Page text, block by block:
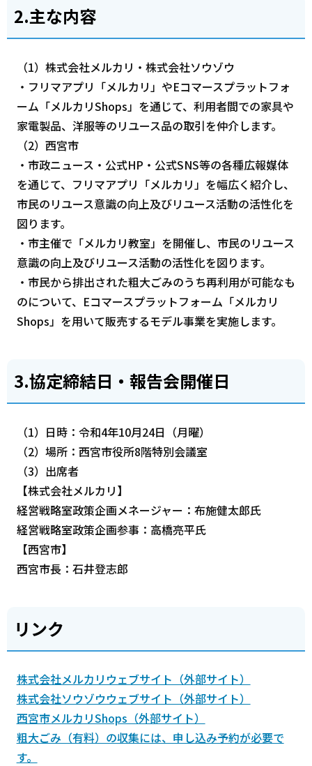
2.主な内容
（1）株式会社メルカリ・株式会社ソウゾウ
・フリマアプリ「メルカリ」やEコマースプラットフォ
ーム「メルカリShops」を通じて、利用者間での家具や
家電製品、洋服等のリユース品の取引を仲介します。
（2）西宮市
・市政ニュース・公式HP・公式SNS等の各種広報媒体
を通じて、フリマアプリ「メルカリ」を幅広く紹介し、
市民のリユース意識の向上及びリユース活動の活性化を
図ります。
・市主催で「メルカリ教室」を開催し、市民のリユース
意識の向上及びリユース活動の活性化を図ります。
・市民から排出された粗大ごみのうち再利用が可能なも
のについて、Eコマースプラットフォーム「メルカリ
Shops」を用いて販売するモデル事業を実施します。
3.協定締結日・報告会開催日
（1）日時：令和4年10月24日（月曜）
（2）場所：西宮市役所8階特別会議室
（3）出席者
【株式会社メルカリ】
経営戦略室政策企画メネージャー：布施健太郎氏
経営戦略室政策企画参事：高橋亮平氏
【西宮市】
西宮市長：石井登志郎
リンク
株式会社メルカリウェブサイト（外部サイト）
株式会社ソウゾウウェブサイト（外部サイト）
西宮市メルカリShops（外部サイト）
粗大ごみ（有料）の収集には、申し込み予約が必要で
す。